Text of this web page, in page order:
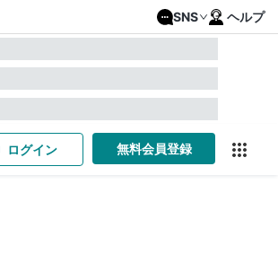
SNS ヘルプ
ログイン 無料会員登録